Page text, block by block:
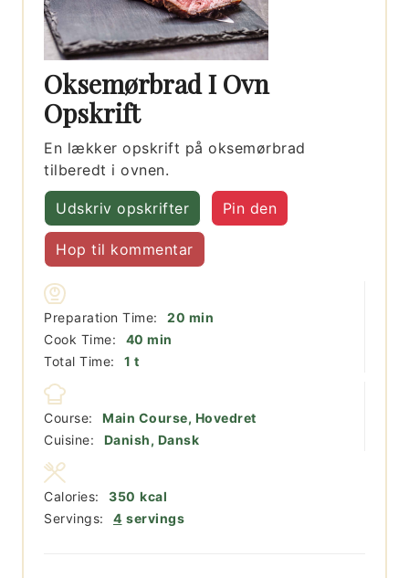
Oksemørbrad I Ovn
Opskrift
En lækker opskrift på oksemørbrad
tilberedt i ovnen.
Udskriv opskrifter Pin den
Hop til kommentar
Preparation Time: 20 minutter
min
Cook Time:
40 minutter
min
Total Time:
1 time
t
Course:
Main Course, Hovedret
Cuisine:
Danish, Dansk
Servings: 4 servings
Calories: 350 kcal